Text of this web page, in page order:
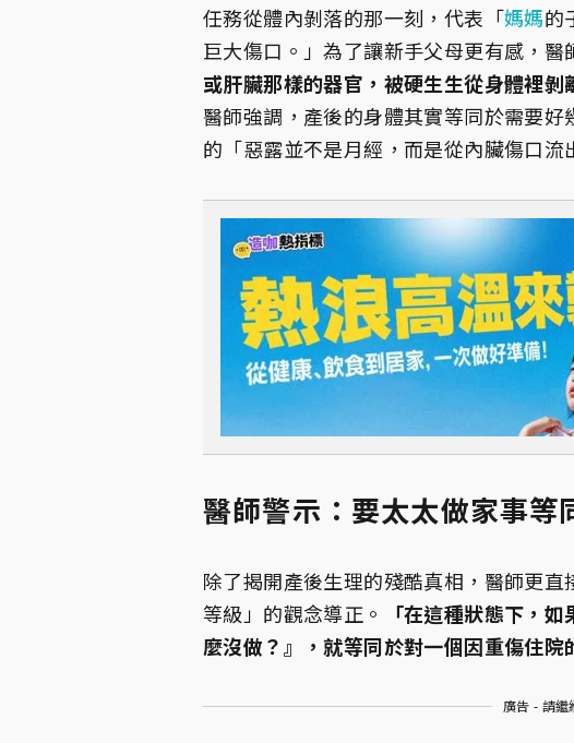
任務從體內剝落的那一刻，代表「媽媽的
巨大傷口。」為了讓新手父母更有感，醫
或肝臟那樣的器官，被硬生生從身體裡剝
醫師強調，產後的身體其實等同於需要
的「惡露並不是月經，而是從內臟傷口流
醫師警示：要太太做家事等
除了揭開產後生理的殘酷真相，醫師更
等級」的觀念導正。
「在這種狀態下，
麼沒做？』，就等同於對一個因重傷住院
廣告 - 請繼